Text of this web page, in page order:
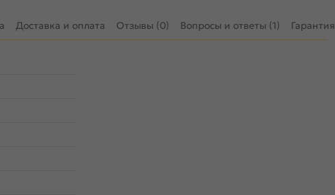
Доставка и оплата Отзывы (0) Вопросы и ответы (1) Гарантия